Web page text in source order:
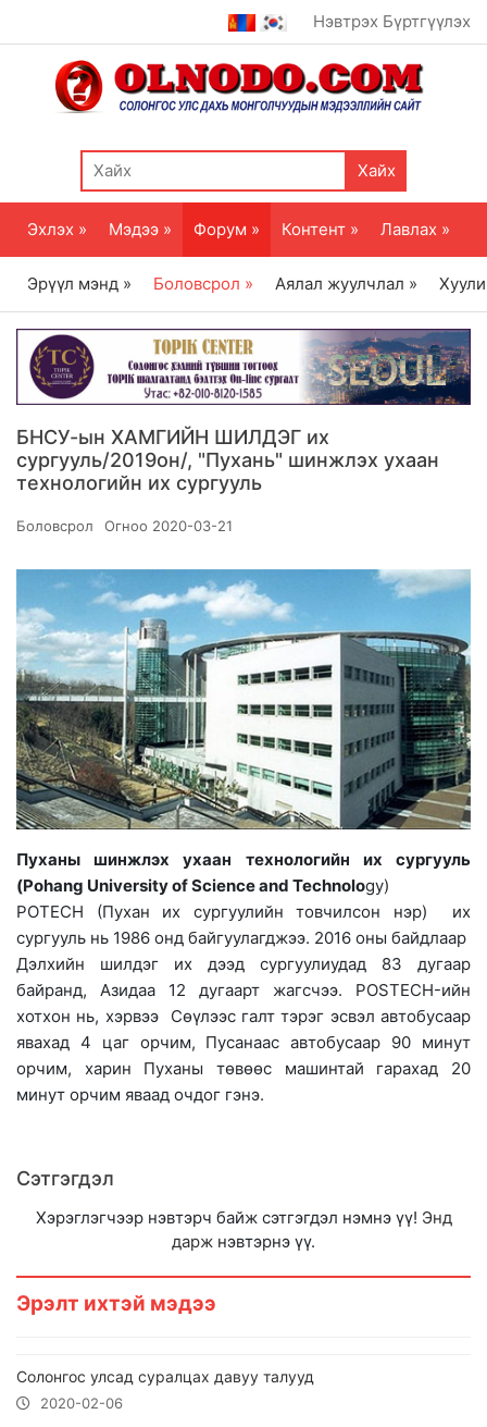
Нэвтрэх Бүртгүүлэх
Хайх
Эхлэх » Мэдээ » Форум » Контент » Лавлах »
Эрүүл мэнд » Боловсрол » Аялал жуулчлал »
БНСУ-ын ХАМГИЙН ШИЛДЭГ их
сургууль/2019он/, "Пухань" шинжлэх ухаан
технологийн их сургууль
Боловсрол Огноо 2020-03-21
Пуханы шинжлэх ухаан технологийн их сургууль
(Pohang University of Science and Technology)
POTECH (Пухан их сургуулийн товчилсон нэр) их
сургууль нь 1986 онд байгуулагджээ. 2016 оны байдлаар
Дэлхийн шилдэг их дээд сургуулиудад 83 дугаар
байранд, Азидаа 12 дугаарт жагсчээ. POSTECH-ийн
хотхон нь, хэрвээ Сөүлээс галт тэрэг эсвэл автобусаар
явахад 4 цаг орчим, Пусанаас автобусаар 90 минут
орчим, харин Пуханы төвөөс машинтай гарахад 20
минут орчим яваад очдог гэнэ.
Сэтгэгдэл
Хэрэглэгчээр нэвтэрч байж сэтгэгдэл нэмнэ үү! Энд
дарж нэвтэрнэ үү.
Эрэлт ихтэй мэдээ
Солонгос улсад суралцах давуу талууд
2020-02-06